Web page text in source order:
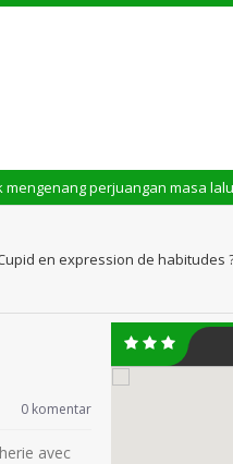
masa lalu. Tetapi
en expression de habitudes
0 komentar
avec